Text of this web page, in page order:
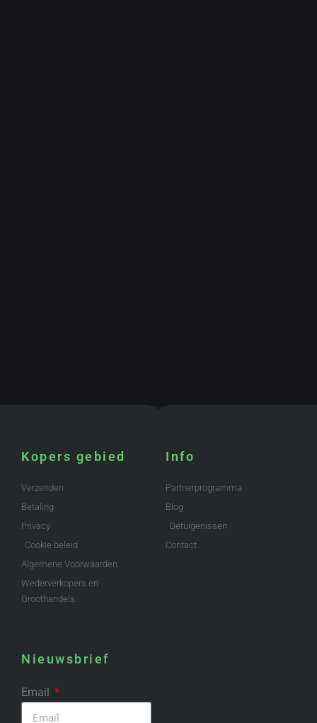
Kopers gebied
Verzenden
Betaling
Privacy
Cookie beleid
Algemene Voorwaarden
Wederverkopers en
Groothandels
Info
Partnerprogramma
Blog
Getuigenissen
Contact
Nieuwsbrief
Email